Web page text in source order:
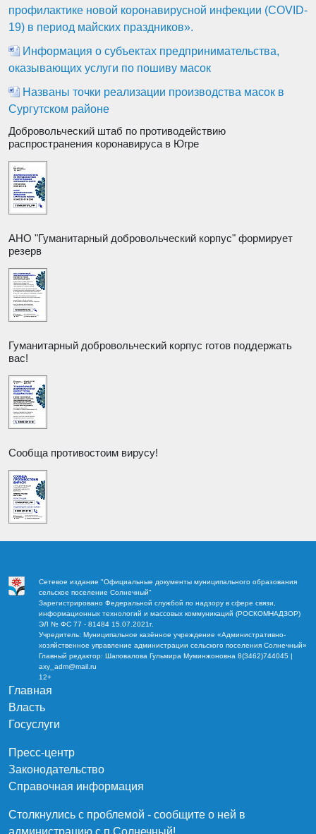
профилактике новой коронавирусной инфекции (COVID-
19) в период майских праздников».
Информация о субъектах предпринимательства,
оказывающих услуги по пошиву масок
Названы точки реализации производства масок в
Сургутском районе
Добровольческий штаб по противодействию
распространения коронавируса в Югре
АНО "Гуманитарный добровольческий корпус" формирует
резерв
Гуманитарный добровольческий корпус готов поддержать
вас!
Сообща противостоим вирусу!
Сетевое издание "Официальные документы муниципального образования
сельское поселение Солнечный"
Зарегистрировано Федеральной службой по надзору в сфере связи,
информационных технологий и массовых коммуникаций (РОСКОМНАДЗОР)
ЭЛ № ФС 77 - 81484 15.07.2021г.
Учредитель: Муниципальное казённое учреждение «Административно-
хозяйственное управление администрации сельского поселения Солнечный»
Главный редактор: Шаповалова Гульмира Муминжоновна 8(3462)744045 |
axy_adm@mail.ru
12+
Главная
Власть
Госуслуги
Пресс-центр
Законодательство
Справочная информация
Столкнулись с проблемой - сообщите о ней в